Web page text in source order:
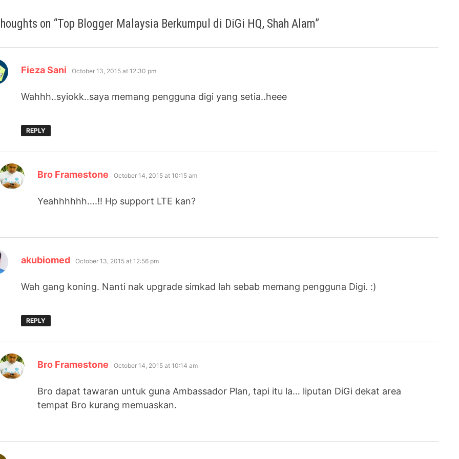
on “Top Blogger Malaysia Berkumpul di DiGi HQ, Shah Alam”
Fieza Sani says:
October 13, 2015 at 12:30 pm
Wahhh..syiokk..saya memang pengguna digi yang setia..heee
REPLY
Bro Framestone says:
October 14, 2015 at 10:15 am
Yeahhhhhh….!! Hp support LTE kan?
akubiomed says:
October 13, 2015 at 12:56 pm
Wah gang koning. Nanti nak upgrade simkad lah sebab memang pengguna Digi. :)
REPLY
Bro Framestone says:
October 14, 2015 at 10:14 am
Bro dapat tawaran untuk guna Ambassador Plan, tapi itu la… liputan DiGi dekat area
tempat Bro kurang memuaskan.